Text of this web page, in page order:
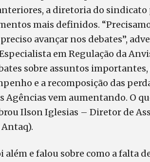
a diretoria do
mais definidos.
avançar nos debates”,
em Regulação da
sobre assuntos
e a recomposição das
Agências vem aumentando. O
Ilson Iglesias – Diretor de
e falou sobre como a falta